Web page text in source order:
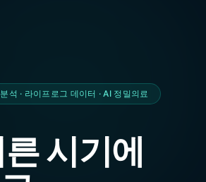
석 · 라이프로그 데이터 · AI 정밀의료
시기에